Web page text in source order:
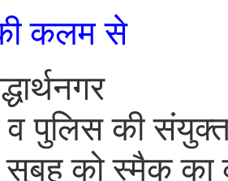
कलम से
पुलिस की संयुक्त
को स्मैक का